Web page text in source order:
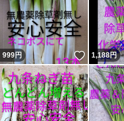
999円 いいね！
1,188円